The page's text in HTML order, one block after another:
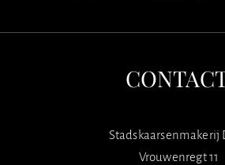
Stadskaarsenmakerij
Vrouwenregt 11